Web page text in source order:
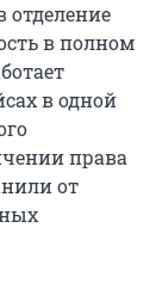
отделение
в полном
в одной
права
от